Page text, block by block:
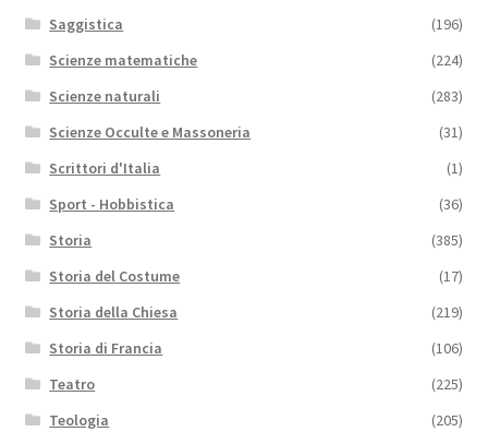
Saggistica
(196)
Scienze matematiche
(224)
Scienze naturali
(283)
Scienze Occulte e Massoneria
(31)
Scrittori d'Italia
(1)
Sport - Hobbistica
(36)
Storia
(385)
Storia del Costume
(17)
Storia della Chiesa
(219)
Storia di Francia
(106)
Teatro
(225)
Teologia
(205)